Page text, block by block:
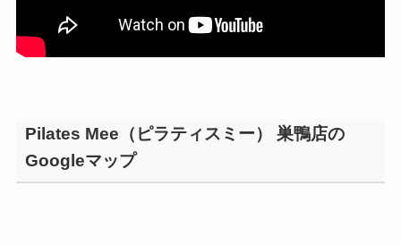
Pilates Mee（ピラティスミー） 巣鴨店の
Googleマップ